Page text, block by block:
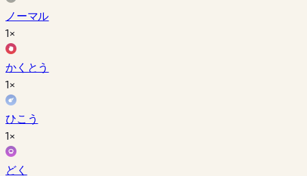
ノーマル
1×
かくとう
1×
ひこう
1×
どく